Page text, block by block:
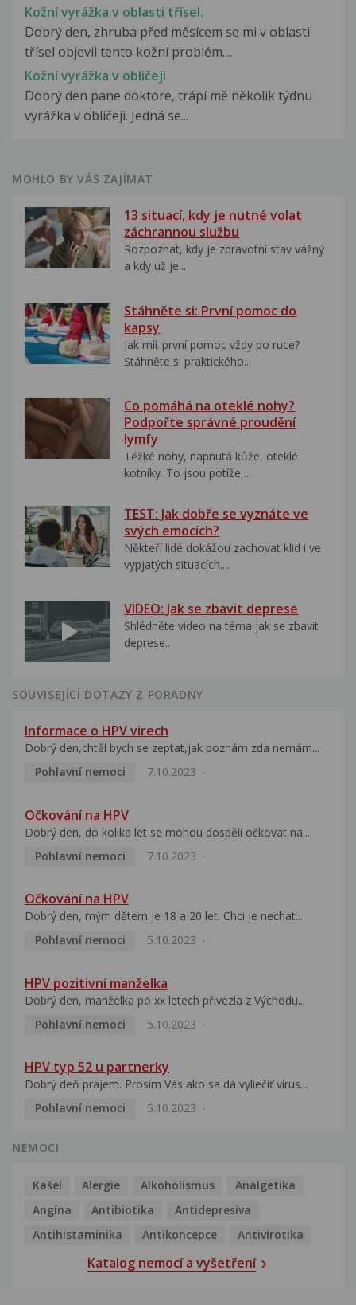
Kožní vyrážka v oblasti třísel.
Dobrý den, zhruba před měsícem se mi v oblasti
třísel objevil tento kožní problém....
Kožní vyrážka v obličeji
Dobrý den pane doktore, trápí mě několik týdnu
vyrážka v obličeji. Jedná se...
MOHLO BY VÁS ZAJÍMAT
13 situací, kdy je nutné volat
záchrannou službu
Rozpoznat, kdy je zdravotní stav vážný
a kdy už je...
Stáhněte si: První pomoc do
kapsy
Jak mít první pomoc vždy po ruce?
Stáhněte si praktického...
Co pomáhá na oteklé nohy?
Podpořte správné proudění
lymfy
Těžké nohy, napnutá kůže, oteklé
kotníky. To jsou potíže,...
TEST: Jak dobře se vyznáte ve
svých emocích?
Někteří lidé dokážou zachovat klid i ve
vypjatých situacích....
VIDEO: Jak se zbavit deprese
Shlédněte video na téma jak se zbavit
deprese..
SOUVISEJÍCÍ DOTAZY Z PORADNY
Informace o HPV virech
Dobrý den,chtěl bych se zeptat,jak poznám zda nemám...
Pohlavní nemoci
7.10.2023
Očkování na HPV
Dobrý den, do kolika let se mohou dospělí očkovat na...
Pohlavní nemoci
7.10.2023
Očkování na HPV
Dobrý den, mým dětem je 18 a 20 let. Chci je nechat...
Pohlavní nemoci
5.10.2023
HPV pozitivní manželka
Dobrý den, manželka po xx letech přivezla z Východu...
Pohlavní nemoci
5.10.2023
HPV typ 52 u partnerky
Dobrý deň prajem. Prosím Vás ako sa dá vyliečiť vírus...
Pohlavní nemoci
5.10.2023
NEMOCI
Kašel Alergie Alkoholismus
Analgetika
Angína
Antibiotika
Antidepresiva
Antihistaminika
Antikoncepce Antivirotika
Katalog nemocí a vyšetření